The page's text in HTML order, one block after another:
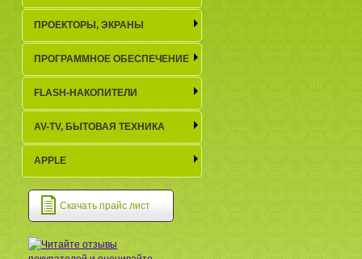
ПРОЕКТОРЫ, ЭКРАНЫ
ПРОГРАММНОЕ ОБЕСПЕЧЕНИЕ
FLASH-НАКОПИТЕЛИ
AV-TV, БЫТОВАЯ ТЕХНИКА
APPLE
Скачать прайс лист